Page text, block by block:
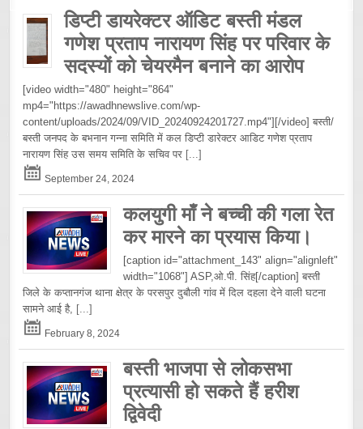
डिप्टी डायरेक्टर ऑडिट बस्ती मंडल
गणेश प्रताप नारायण सिंह पर परिवार के
सदस्यों को चेयरमैन बनाने का आरोप
[video width="480" height="864"
mp4="https://awadhnewslive.com/wp-
content/uploads/2024/09/VID_20240924201727.mp4"][/video] बस्ती/
बस्ती जनपद के बभनान गन्ना समिति में कल डिप्टी डारेक्टर आडिट गणेश प्रताप
नारायण सिंह उस समय समिति के सचिव पर [...]
September 24, 2024
कलयुगी माँ ने बच्ची की गला रेत
कर मारने का प्रयास किया।
[caption id="attachment_143" align="alignleft"
width="1068"] ASP,ओ.पी. सिंह[/caption] बस्ती
जिले के कप्तानगंज थाना क्षेत्र के परसपुर दुबौली गांव में दिल दहला देने वाली घटना
सामने आई है, [...]
February 8, 2024
बस्ती भाजपा से लोकसभा
प्रत्यासी हो सकते हैं हरीश
द्विवेदी